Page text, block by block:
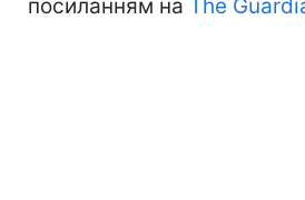
посиланням на The